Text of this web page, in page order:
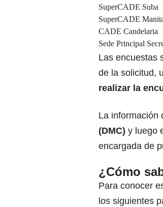
SuperCADE Suba
SuperCADE
CADE Candelaria
Sede Principal
Las encuestas
de la solicitud,
realizar la
La información
(DMC) y luego
encargada de
¿Cómo
Para conocer
los siguientes